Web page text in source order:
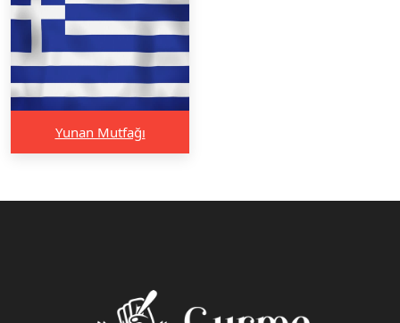
Yunan Mutfağı